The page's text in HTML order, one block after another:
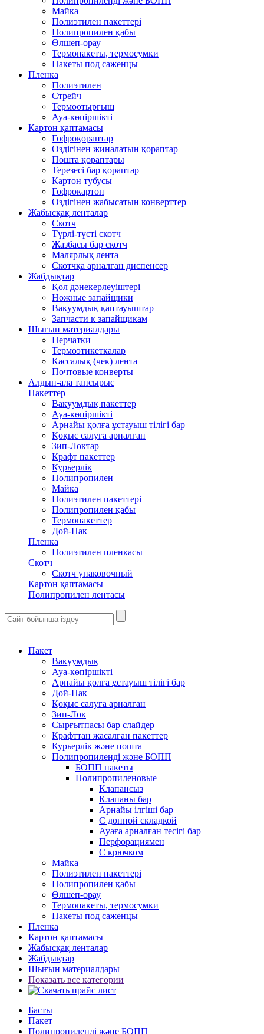
Майка
Полиэтилен пакеттері
Полипропилен қабы
Өлшеп-орау
Термопакеты, термосумки
Пакеты под саженцы
Пленка
Полиэтилен
Стрейч
Термоотырғыш
Ауа-көпіршікті
Картон қаптамасы
Гофроқораптар
Өздігінен жиналатын қораптар
Пошта қораптары
Терезесі бар қораптар
Картон тубусы
Гофрокартон
Өздігінен жабысатын конверттер
Жабысқақ ленталар
Скотч
Түрлі-түсті скотч
Жазбасы бар скотч
Малярлық лента
Скотчқа арналған диспенсер
Жабдықтар
Қол дәнекерлеуіштері
Ножные запайщики
Вакуумдық қаптауыштар
Запчасти к запайщикам
Шығын материалдары
Перчатки
Термоэтикеткалар
Кассалық (чек) лента
Почтовые конверты
Алдын-ала тапсырыс
Пакеттер
Вакуумдық пакеттер
Ауа-көпіршікті
Арнайы қолға ұстауыш тілігі бар
Қоқыс салуға арналған
Зип-Локтар
Крафт пакеттер
Курьерлік
Полипропилен
Майка
Полиэтилен пакеттері
Полипропилен қабы
Термопакеттер
Дой-Пак
Пленка
Полиэтилен пленкасы
Скотч
Скотч упаковочный
Картон қаптамасы
Полипропилен лентасы
Пакет
Вакуумдық
Ауа-көпіршікті
Арнайы қолға ұстауыш тілігі бар
Дой-Пак
Қоқыс салуға арналған
Зип-Лок
Сырғытпасы бар слайдер
Крафттан жасалған пакеттер
Курьерлік және пошта
Полипропиленді және БОПП
БОПП пакеты
Полипропиленовые
Клапансыз
Клапаны бар
Арнайы ілгіші бар
С донной складкой
Ауаға арналған тесігі бар
Перфорациямен
С крючком
Майка
Полиэтилен пакеттері
Полипропилен қабы
Өлшеп-орау
Термопакеты, термосумки
Пакеты под саженцы
Пленка
Картон қаптамасы
Жабысқақ ленталар
Жабдықтар
Шығын материалдары
Показать все категории
Басты
Пакет
Полипропиленді және БОПП